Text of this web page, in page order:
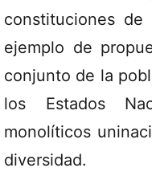
constituciones de
ejemplo de
conjunto de la
los Estados
monolíticos
diversidad.